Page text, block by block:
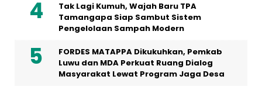
Tak Lagi Kumuh, Wajah Baru TPA
Tamangapa Siap Sambut Sistem
Pengelolaan Sampah Modern
FORDES MATAPPA Dikukuhkan, Pemkab
Luwu dan MDA Perkuat Ruang Dialog
Masyarakat Lewat Program Jaga Desa